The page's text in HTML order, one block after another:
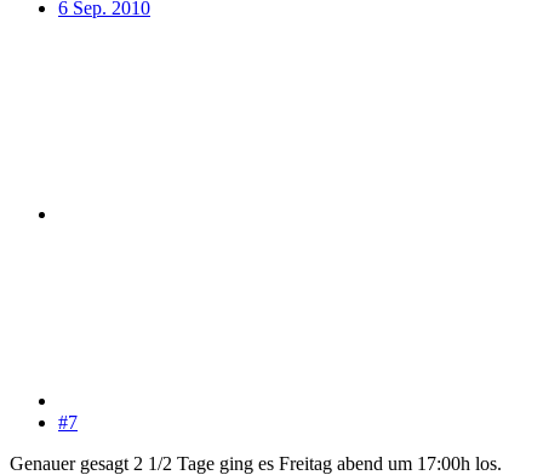
6 Sep. 2010
#7
Genauer gesagt 2 1/2 Tage ging es Freitag abend um 17:00h los.